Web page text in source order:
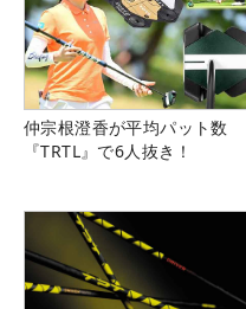
仲宗根澄香が平均パット数
『TRTL』で6人抜き！